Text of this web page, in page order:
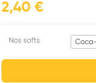
2,40 €
Nos softs